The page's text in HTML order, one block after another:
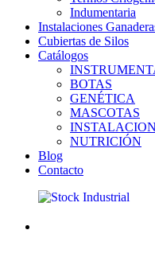
Indumentaria
Instalaciones
Cubiertas de Silos
Catálogos
BOTAS
GENÉTICA
MASCOTAS
NUTRICIÓN
Blog
Contacto